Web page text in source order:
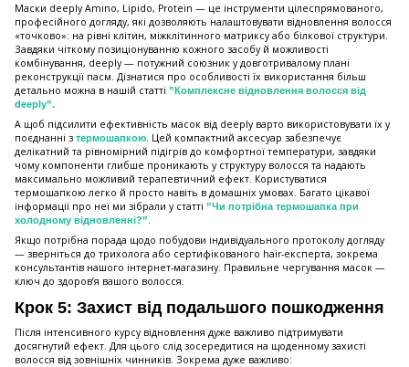
Маски deeply Amino, Lipido, Protein — це інструменти цілеспрямованого,
професійного догляду, які дозволяють налаштовувати відновлення волосся
«точково»: на рівні клітин, міжклітинного матриксу або білкової структури.
Завдяки чіткому позиціонуванню кожного засобу й можливості
комбінування, deeply — потужний союзник у довготривалому плані
реконструкції пасм. Дізнатися про особливості їх використання більш
детально можна в нашій статті ”Комплексне відновлення волосся від
deeply”.
А щоб підсилити ефективність масок від deeply варто використовувати їх у
поєднанні з термошапкою. Цей компактний аксесуар забезпечує
делікатний та рівномірний підігрів до комфортної температури, завдяки
чому компоненти глибше проникають у структуру волосся та надають
максимально можливий терапевтичний ефект. Користуватися
термошапкою легко й просто навіть в домашніх умовах. Багато цікавої
інформації про неї ми зібрали у статті ”Чи потрібна термошапка при
холодному відновленні?”.
Якщо потрібна порада щодо побудови індивідуального протоколу догляду
— зверніться до трихолога або сертифікованого hair-експерта, зокрема
консультантів нашого інтернет-магазину. Правильне чергування масок —
ключ до здоров’я вашого волосся.
Крок 5: Захист від подальшого пошкодження
Після інтенсивного курсу відновлення дуже важливо підтримувати
досягнутий ефект. Для цього слід зосередитися на щоденному захисті
волосся від зовнішніх чинників. Зокрема дуже важливо: